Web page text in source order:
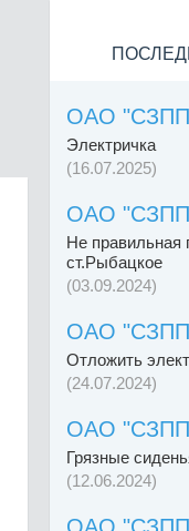
ОАО
Электричка
(16.07.2025)
ОАО
Не
ст.Рыбацкое
(03.09.2024)
ОАО
Отложить
(24.07.2024)
ОАО
Грязные
(12.06.2024)